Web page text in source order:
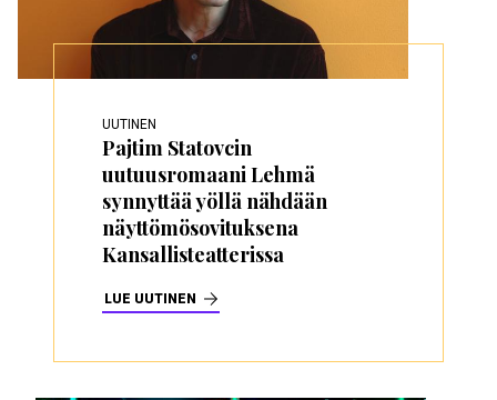
UUTINEN
Pajtim Statovcin
uutuusromaani Lehmä
synnyttää yöllä nähdään
näyttömösovituksena
Kansallisteatterissa
LUE UUTINEN